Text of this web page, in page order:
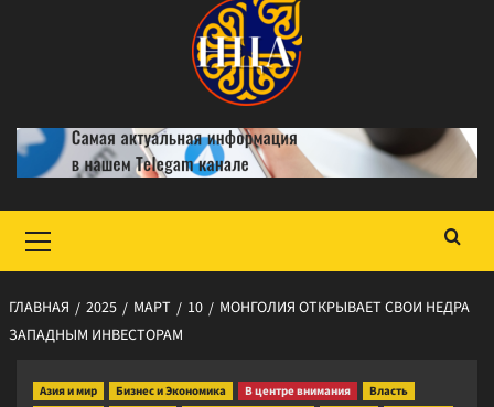
меню
ГЛАВНАЯ 2025 МАРТ 10
МОНГОЛИЯ ОТКРЫВАЕТ СВОИ НЕДРА
ЗАПАДНЫМ ИНВЕСТОРАМ
Азия и мир Бизнес и Экономика В центре внимания
Власть